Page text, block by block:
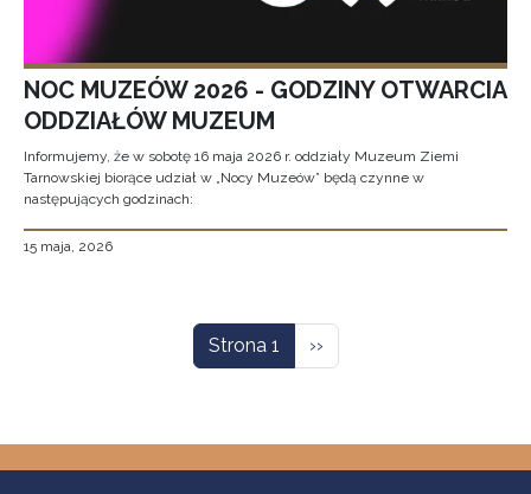
NOC MUZEÓW 2026 - GODZINY OTWARCIA
ODDZIAŁÓW MUZEUM
Informujemy, że w sobotę 16 maja 2026 r. oddziały Muzeum Ziemi
Tarnowskiej biorące udział w „Nocy Muzeów” będą czynne w
następujących godzinach:
15 maja, 2026
Strona 1 Następna strona
››